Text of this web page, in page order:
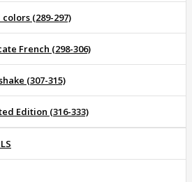
(289-297)
French (298-306)
(307-315)
Edition (316-333)